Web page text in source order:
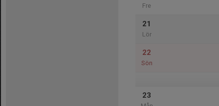
Fre
21
Lör
22
Sön
23